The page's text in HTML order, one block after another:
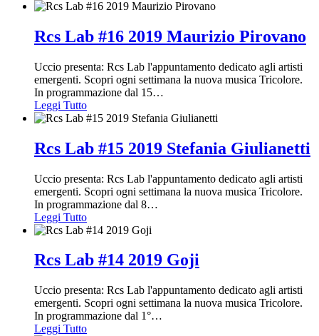
Rcs Lab #16 2019 Maurizio Pirovano
Uccio presenta: Rcs Lab l'appuntamento dedicato agli artisti
emergenti. Scopri ogni settimana la nuova musica Tricolore.
In programmazione dal 15…
Leggi Tutto
Rcs Lab #15 2019 Stefania Giulianetti
Uccio presenta: Rcs Lab l'appuntamento dedicato agli artisti
emergenti. Scopri ogni settimana la nuova musica Tricolore.
In programmazione dal 8…
Leggi Tutto
Rcs Lab #14 2019 Goji
Uccio presenta: Rcs Lab l'appuntamento dedicato agli artisti
emergenti. Scopri ogni settimana la nuova musica Tricolore.
In programmazione dal 1°…
Leggi Tutto